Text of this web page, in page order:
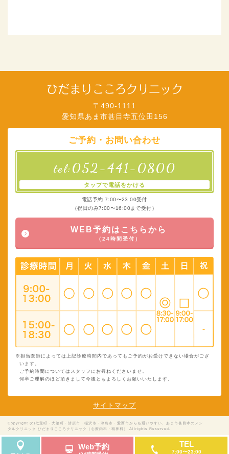
〒490-1111
愛知県あま市甚目寺五位田156
ご予約・お問い合わせ
tel: 052-441-0800
タップで電話をかける
電話予約 7:00〜23:00受付
（祝日のみ7:00〜16:00まで受付）
WEB予約はこちらから
（24時間受付）
※担当医師によっては上記診療時間内であってもご予約がお受けできない場合がござ
います。
ご予約時間についてはスタッフにお尋ねくださいませ。
何卒ご理解のほど頂きまして今後ともよろしくお願いいたします。
サイトマップ
Copyright (c)七宝町・大治町・清須市・稲沢市・津島市・愛西市からも通いやすい、あま市甚目寺のメン
タルクリニック ひだまりこころクリニック（心療内科・精神科） Allrights Reserved.
Web予約 TEL
7:00〜23:00